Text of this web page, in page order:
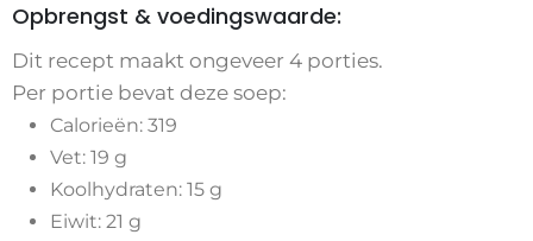
Opbrengst & voedingswaarde:
Dit recept maakt ongeveer 4 porties.
Per portie bevat deze soep:
Calorieën: 319
Vet: 19 g
Koolhydraten: 15 g
Eiwit: 21 g